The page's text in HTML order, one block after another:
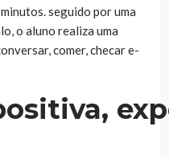
seguido por uma
o aluno realiza uma
comer, checar e-